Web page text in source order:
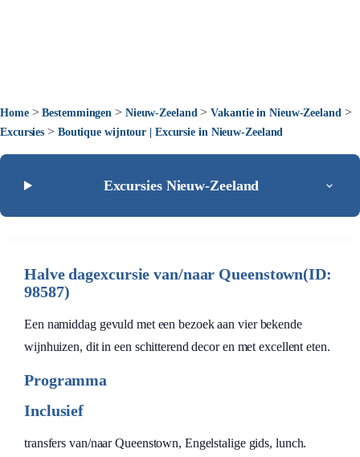
Home>Bestemmingen > Nieuw-Zeeland >Vakantie in Nieuw-Zeeland >
Excursies > Boutique wijntour | Excursie in Nieuw-Zeeland
Excursies Nieuw-Zeeland
Halve dagexcursie van/naar Queenstown(ID:
98587)
Een namiddag gevuld met een bezoek aan vier bekende
wijnhuizen, dit in een schitterend decor en met excellent eten.
Programma
Inclusief
transfers van/naar Queenstown, Engelstalige gids, lunch.